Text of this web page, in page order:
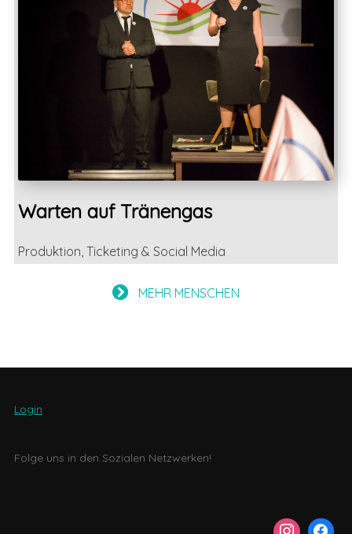
Warten auf Tränengas
Produktion, Ticketing & Social Media
MEHR MENSCHEN
Login
Folge uns in den Sozialen Netzwerken!